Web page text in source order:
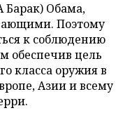
Барак) Обама,
Поэтому
к соблюдению
обеспечив цель
класса оружия в
Азии и всему